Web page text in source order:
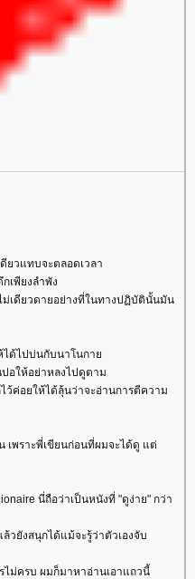
ยวแทบจะตลอดเวลา
เพียงลำพัง
เดียวดายอย่างที่ในทางปฏิบัตินั้นมัน
ห้ได้ไปบ่นกับนาโนกา
ปอให้อย่าหลงไปดูตาม
ว้ค่อยให้ได้ลุ้นว่าจะอ่านการตีความ
เพราะพี่เขียนก่อนที่ผมจะได้ดู แต่
นี่ถือว่าเป็นหนังที่ "ดูง่าย" กว่า
วยังสนุกได้แม้จะรู้ว่าตัวเองจับ
ม่ครบ ผมก็มาหาอ่านเอาแถวนี้